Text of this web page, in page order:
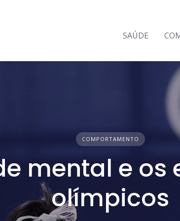
SAÚDE
COMPORTAMENTO
mental e os
olímpicos